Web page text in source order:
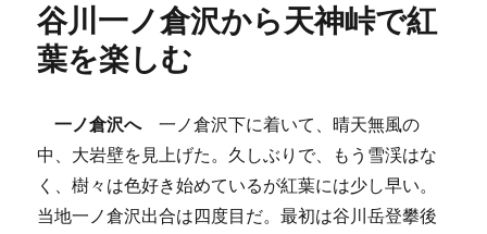
谷川一ノ倉沢から天神峠で紅
葉を楽しむ
一ノ倉沢へ一ノ倉沢下に着いて、晴天無風の
中、大岩壁を見上げた。久しぶりで、もう雪渓はな
く、樹々は色好き始めているが紅葉には少し早い。
当地一ノ倉沢出合は四度目だ。最初は谷川岳登攀後